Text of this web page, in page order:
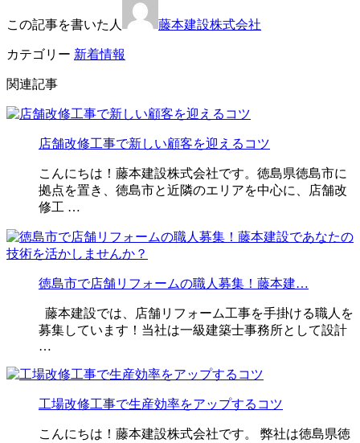
この記事を書いた人 藤本建設株式会社
カテゴリー 新着情報
関連記事
店舗改修工事で新しい顧客を迎えるコツ
こんにちは！藤本建設株式会社です。徳島県徳島市に
拠点を置き、徳島市と近隣のエリアを中心に、店舗改
修工 …
徳島市で店舗リフォームの職人募集！藤本建…
藤本建設では、店舗リフォーム工事を手掛ける職人を
募集しています！当社は一級建築士事務所として設計
…
工場改修工事で生産効率をアップするコツ
こんにちは！藤本建設株式会社です。 弊社は徳島県徳